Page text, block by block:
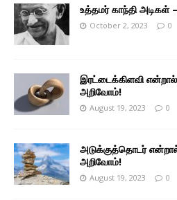
உத்தமர் காந்தி அடிகள்
October 2, 2023 0
இரட்டைக்கிளவி
அறிவோம்!
August 19, 2023 0
அடுக்குத்தொடர்
அறிவோம்!
August 19, 2023 0